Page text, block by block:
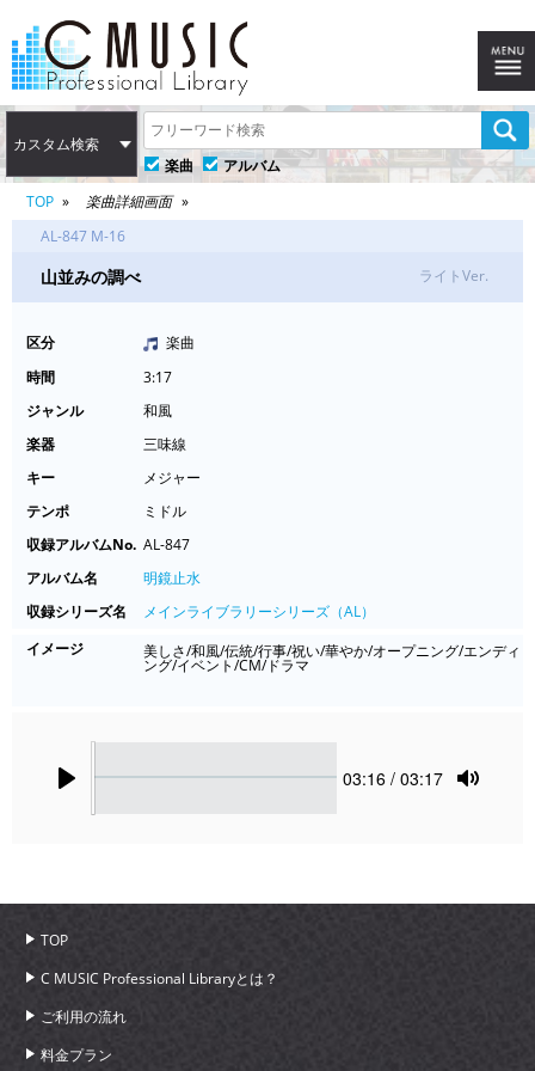
カスタム検索
楽曲
アルバム
TOP
楽曲詳細画面
AL-847 M-16
山並みの調べ ライトVer.
区分
楽曲
時間
3:17
ジャンル
和風
楽器
三味線
キー
メジャー
テンポ
ミドル
収録アルバムNo. AL-847
アルバム名
明鏡止水
収録シリーズ名
メインライブラリーシリーズ（AL）
イメージ
美しさ/和風/伝統/行事/祝い/華やか/オープニング/エンディ
ング/イベント/CM/ドラマ
Current
03:16 / 03:17
TOP
C MUSIC Professional Libraryとは？
ご利用の流れ
料金プラン